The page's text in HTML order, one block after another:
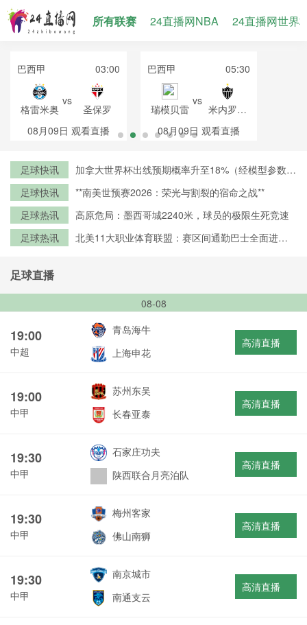
所有联赛 24直播网NBA 24直播网世界
巴西甲 03:00
格雷米奥
vs
圣保罗
08月09日 观看直播
巴西甲 05:30
瑞模贝雷
vs
米内罗竞
技
08月09日 观看直播
足球快讯
加拿大世界杯出线预期概率升至18%（经模型参数修
足球快讯
**南美世预赛2026：荣光与割裂的宿命之战**
足球热讯
高原危局：墨西哥城2240米，球员的极限生死竞速
足球热讯
北美11大职业体育联盟：赛区间通勤巴士全面进入
足球直播
08-08
19:00
中超
青岛海牛
上海申花
高清直播
19:00
中甲
苏州东吴
长春亚泰
高清直播
19:30
中甲
石家庄功夫
陕西联合月亮泊队
高清直播
19:30
中甲
梅州客家
佛山南狮
高清直播
19:30
中甲
南京城市
南通支云
高清直播